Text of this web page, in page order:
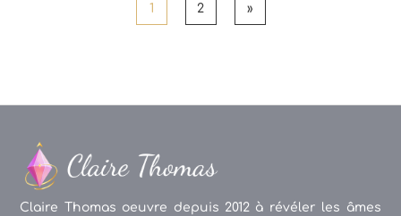
1 2 »
Claire Thomas oeuvre depuis 2012 à révéler les âmes